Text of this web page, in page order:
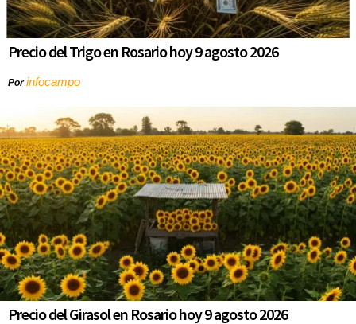
Precio del Trigo en Rosario hoy 9 agosto 2026
Porinfocampo
Precio del Girasol en Rosario hoy 9 agosto 2026